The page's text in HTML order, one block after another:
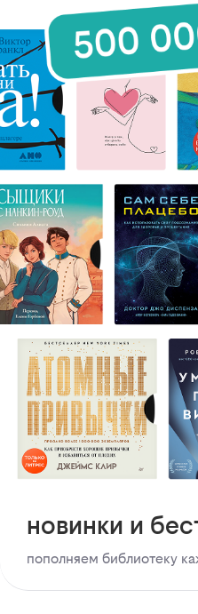
новинки и
пополняем библиотеку